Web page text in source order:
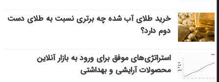
خرید طلای آب شده چه برتری نسبت به طلای دست
دوم دارد؟
استراتژی‌های موفق برای ورود به بازار آنلاین
محصولات آرایشی و بهداشتی